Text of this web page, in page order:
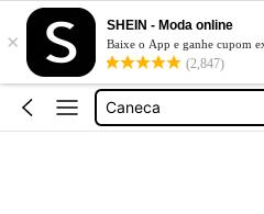
×
SHEIN - Moda online
Baixe o App e ganhe cupom
(2,847)
Copo Térmico
Garrafa Térmica água
Caneca